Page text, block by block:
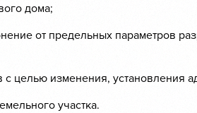
дома;
от предельных параметров
целью изменения, установления
участка.